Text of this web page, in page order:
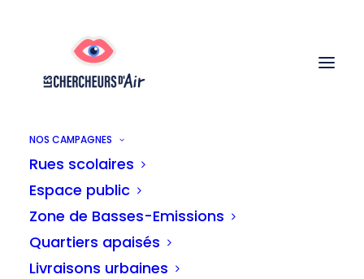
NOS CAMPAGNES
Rues scolaires
Espace public
Zone de Basses-Emissions
Quartiers apaisés
Livraisons urbaines